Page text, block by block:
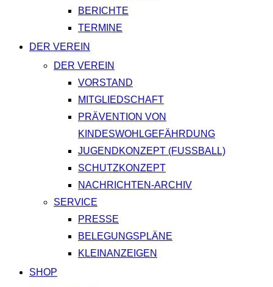
BERICHTE
TERMINE
DER VEREIN
DER VEREIN
VORSTAND
MITGLIEDSCHAFT
PRÄVENTION VON
KINDESWOHLGEFÄHRDUNG
JUGENDKONZEPT (FUSSBALL)
SCHUTZKONZEPT
NACHRICHTEN-ARCHIV
SERVICE
PRESSE
BELEGUNGSPLÄNE
KLEINANZEIGEN
SHOP